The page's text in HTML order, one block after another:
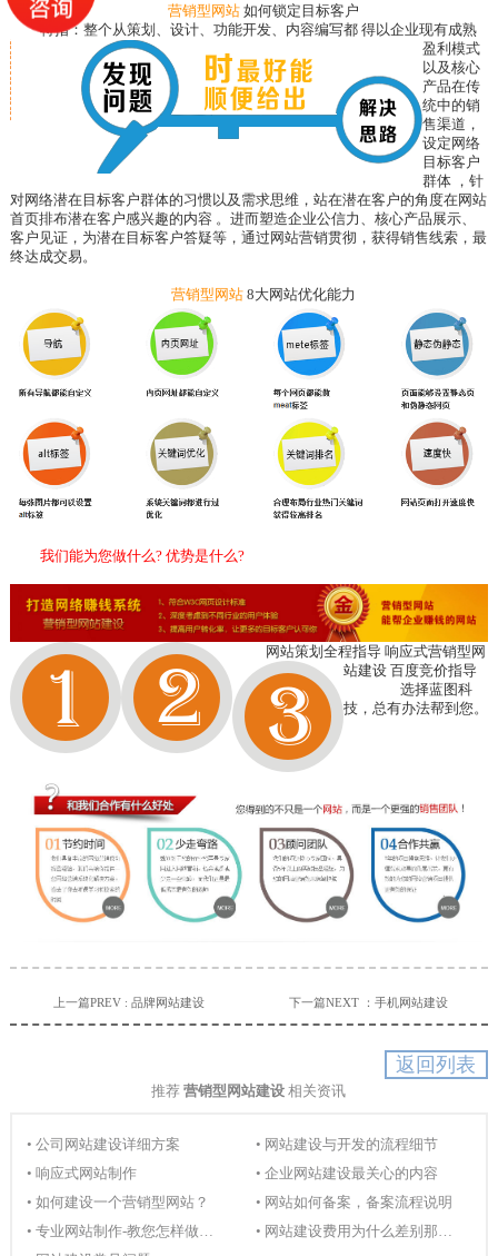
营销型网站 如何锁定目标客户
特指：整个从策划、设计、功能开发、内容编写都 得以企业现有成熟
盈利模式
以及核心
产品在传
统中的销
售渠道，
设定网络
目标客户
群体 ，针
对网络潜在目标客户群体的习惯以及需求思维，站在潜在客户的角度在网站
首页排布潜在客户感兴趣的内容 。进而塑造企业公信力、核心产品展示、
客户见证，为潜在目标客户答疑等，通过网站营销贯彻，获得销售线索，最
终达成交易。
营销型网站 8大网站优化能力
我们能为您做什么? 优势是什么?
网站策划全程指导 响应式营销型网
站建设百度竞价指导
选择蓝图科
技，总有办法帮到您。
上一篇PREV : 品牌网站建设 下一篇NEXT ：手机网站建设
返回列表
推荐营销型网站建设 相关资讯
• 公司网站建设详细方案
• 网站建设与开发的流程细节
• 响应式网站制作
• 企业网站建设最关心的内容
• 如何建设一个营销型网站？
• 网站如何备案，备案流程说明